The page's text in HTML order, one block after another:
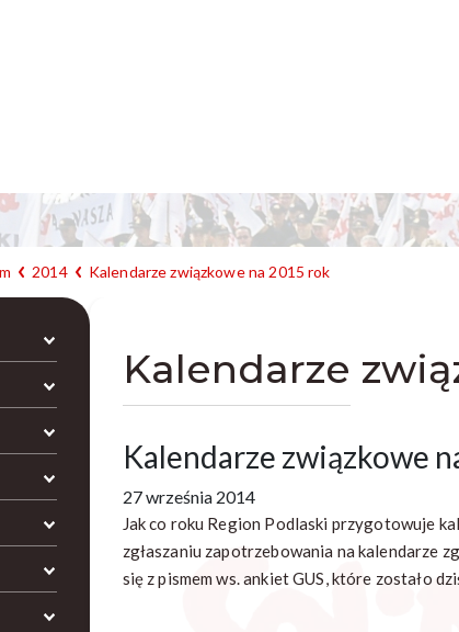
2014 Kalendarze związkowe na 2015 rok
Kalendarze
Kalendarze związkowe
27 września 2014
Jak co roku Region Podlaski przygotowuje
zgłaszaniu zapotrzebowania na kalendarze
się z pismem ws. ankiet GUS, które zostało